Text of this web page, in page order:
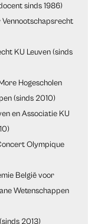
sinds 1986)
KU Leuven (sinds
Hogescholen
(sinds 2010)
en Associatie KU
Olympique
België voor
Wetenschappen
2013)